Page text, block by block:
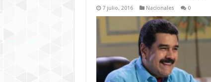
7 julio, 2016 Nacionales 0